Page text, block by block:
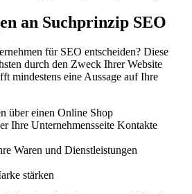
an Suchprinzip SEO
für SEO entscheiden? Diese
durch den Zweck Ihrer Website
mindestens eine Aussage auf Ihre
über einen Online Shop
Ihre Unternehmensseite Kontakte
Waren und Dienstleistungen
stärken